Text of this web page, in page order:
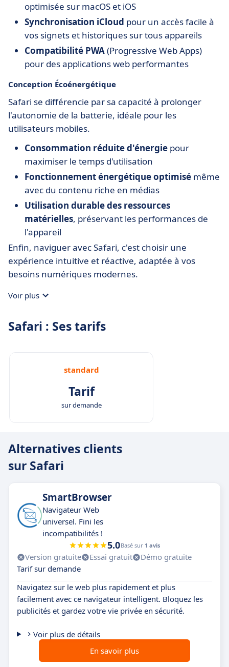
optimisée sur macOS et iOS
Synchronisation iCloud pour un accès facile à
vos signets et historiques sur tous appareils
Compatibilité PWA(Progressive Web Apps)
pour des applications web performantes
Conception Écoénergétique
Safari se différencie par sa capacité à prolonger
l'autonomie de la batterie, idéale pour les
utilisateurs mobiles.
Consommation réduite d'énergie pour
maximiser le temps d'utilisation
Fonctionnement énergétique optimisé même
avec du contenu riche en médias
Utilisation durable des ressources
matérielles, préservant les performances de
l'appareil
Enfin, naviguer avec Safari, c'est choisir une
expérience intuitive et réactive, adaptée à vos
besoins numériques modernes.
Voir plus
Safari : Ses tarifs
standard
Tarif
sur demande
Alternatives clients
sur Safari
SmartBrowser
Navigateur Web
universel. Fini les
incompatibilités !
5.0Basé sur 1 avis
Version gratuite Essai gratuit
Démo gratuite
Tarif sur demande
Navigatez sur le web plus rapidement et plus
facilement avec ce navigateur intelligent. Bloquez les
publicités et gardez votre vie privée en sécurité.
Voir plus de détails
En savoir plus